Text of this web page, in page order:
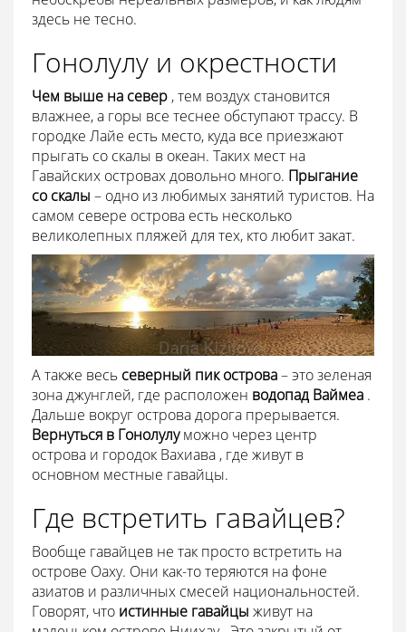
здесь не тесно.
Гонолулу и окрестности
Чем выше на север , тем воздух становится
влажнее, а горы все теснее обступают трассу. В
городке Лайе есть место, куда все приезжают
прыгать со скалы в океан. Таких мест на
Гавайских островах довольно много. Прыгание
со скалы – одно из любимых занятий туристов. На
самом севере острова есть несколько
великолепных пляжей для тех, кто любит закат.
А также весь северный пик острова– это зеленая
зона джунглей, где расположен водопад Ваймеа .
Дальше вокруг острова дорога прерывается.
Вернуться в Гонолулуможно через центр
острова и городок Вахиава , где живут в
основном местные гавайцы.
Где встретить гавайцев?
Вообще гавайцев не так просто встретить на
острове Оаху. Они как-то теряются на фоне
азиатов и различных смесей национальностей.
Говорят, что истинные гавайцы живут на